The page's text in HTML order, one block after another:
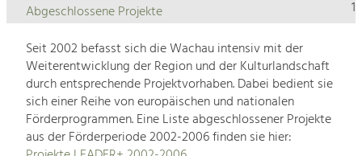
1
Abgeschlossene Projekte
Seit 2002 befasst sich die Wachau intensiv mit der
Weiterentwicklung der Region und der Kulturlandschaft
durch entsprechende Projektvorhaben. Dabei bedient sie
sich einer Reihe von europäischen und nationalen
Förderprogrammen. Eine Liste abgeschlossener Projekte
aus der Förderperiode 2002-2006 finden sie hier: